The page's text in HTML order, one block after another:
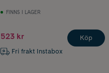
FINNS I LAGER
523 kr
Fri frakt Instabox
Köp